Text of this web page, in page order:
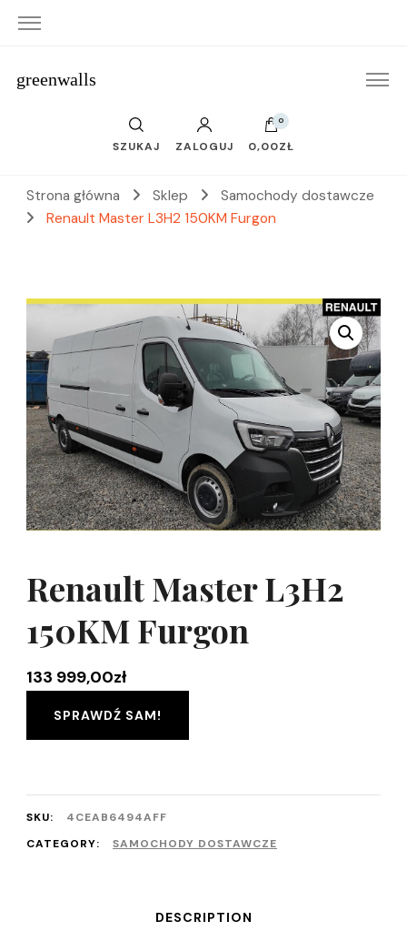
greenwalls
SZUKAJ ZALOGUJ
0
0,00ZŁ
Strona główna Sklep
Samochody dostawcze
Renault Master L3H2 150KM Furgon
Renault Master L3H2
150KM Furgon
133 999,00zł
SPRAWDŹ SAM!
SKU:
4CEAB6494AFF
CATEGORY:
SAMOCHODY DOSTAWCZE
DESCRIPTION